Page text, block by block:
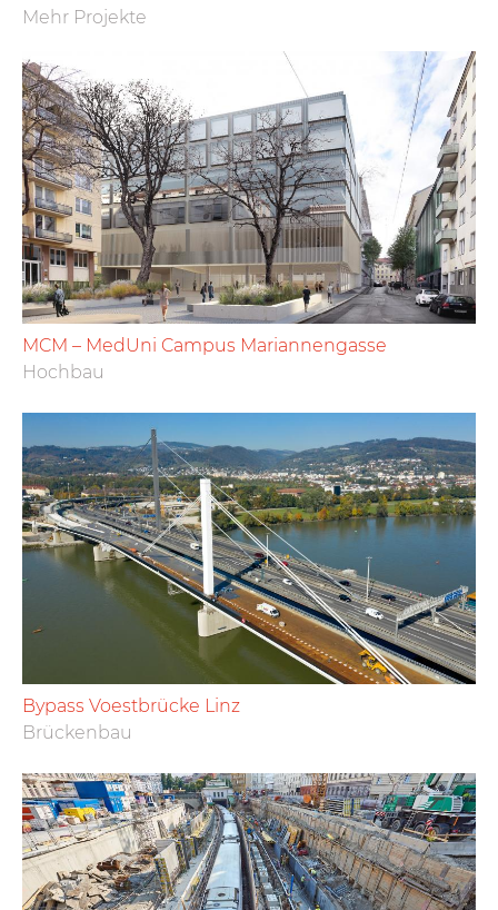
Mehr Projekte
MCM – MedUni Campus Mariannengasse
Hochbau
Bypass Voestbrücke Linz
Brückenbau